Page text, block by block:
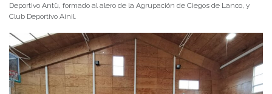
Deportivo Antü, formado al alero de la Agrupación de Ciegos de Lanco, y
Club Deportivo Ainil.